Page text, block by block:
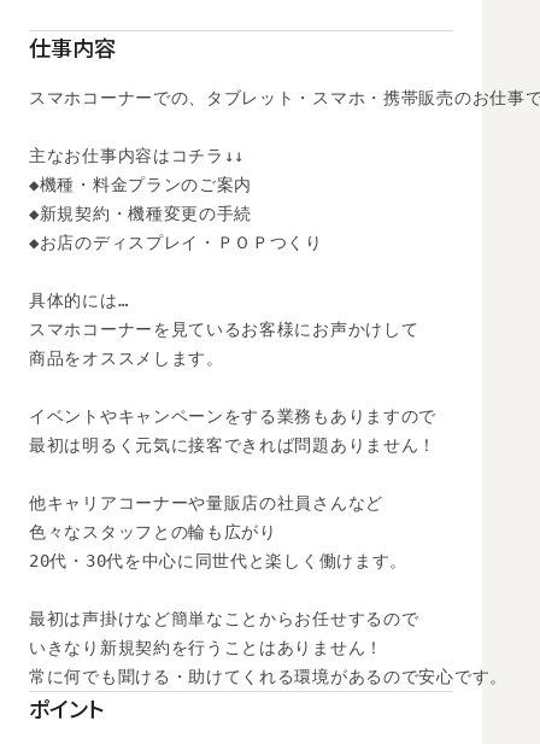
仕事内容
スマホコーナーでの、タブレット・スマホ・携帯販売のお仕事
主なお仕事内容はコチラ↓↓
◆機種・料金プランのご案内
◆新規契約・機種変更の手続
◆お店のディスプレイ・ＰＯＰつくり
具体的には…
スマホコーナーを見ているお客様にお声かけして
商品をオススメします。
イベントやキャンペーンをする業務もありますので
最初は明るく元気に接客できれば問題ありません！
他キャリアコーナーや量販店の社員さんなど
色々なスタッフとの輪も広がり
20代・30代を中心に同世代と楽しく働けます。
最初は声掛けなど簡単なことからお任せするので
いきなり新規契約を行うことはありません！
常に何でも聞ける・助けてくれる環境があるので安心です。
ポイント